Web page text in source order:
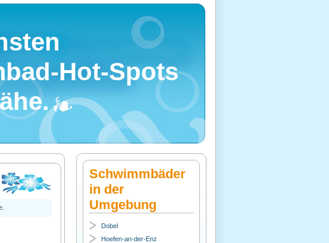
Hot-Spots
Schwimmbäder
in der
Umgebung
Dobel
Hoefen-an-der-Enz